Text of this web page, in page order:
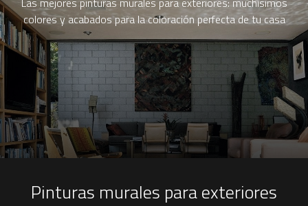
colores y acabados para la coloración perfecta de tu casa
Pinturas murales para exteriores